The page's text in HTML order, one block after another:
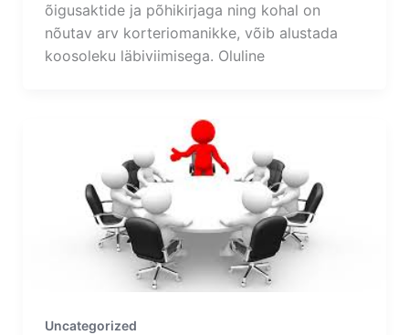
õigusaktide ja põhikirjaga ning kohal on
nõutav arv korteriomanikke, võib alustada
koosoleku läbiviimisega. Oluline
Uncategorized